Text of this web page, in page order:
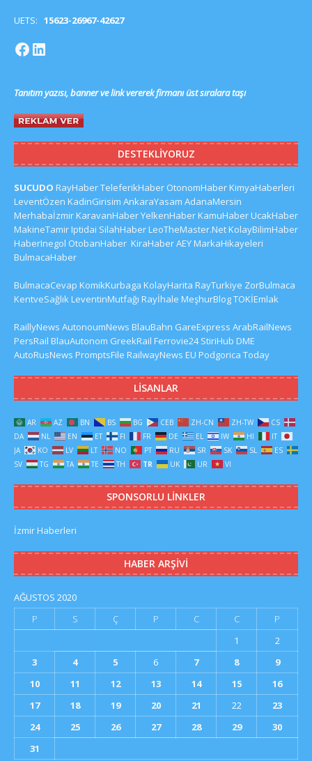
UETS: 15623-26967-42627
Tanıtım yazısı, banner ve link vererek firmanı üst sıralara taşı
DESTEKLIYORUZ
SUCUDO RayHaberTeleferikHaber OtonomHaberKimyaHaberleri
LeventÖzen KadinGirisim AnkaraYasam AdanaMersin
MerhabaİzmirKaravanHaberYelkenHaberKamuHaberUcakHaber
MakineTamirIptidai SilahHaberLeoTheMaster.NetKolayBilimHaber
HaberInegol OtobanHaber KiraHaberAEYMarkaHikayeleri
BulmacaHaber
BulmacaCevap KomikKurbaga KolayHarita RayTurkiye ZorBulmaca
KentveSağlıkLeventinMutfağı Rayİhale MeşhurBlogTOKİEmlak
RaillyNews AutonoumNews BlauBahn GareExpress ArabRailNews
PersRail BlauAutonom GreekRail Ferrovie24 StiriHub DME
AutoRusNews PromptsFile RailwayNews EU Podgorica Today
LISANLAR
AR AZ BN BS BG CEB ZH-CN ZH-TW
CS
DA
NL EN ET FI FR DE EL IW HI
IT
JA
KO LV LT NO PT RU SR SK SL
ES
SV
TG TA TE TH TR UK UR VI
SPONSORLU LINKLER
İzmir Haberleri
HABER ARŞIVI
AĞUSTOS 2020
P
S Ç P C C
P
1
2
3
4 5 6 7 8
9
10
11 12 13 14 15
16
17
18 19 20 21 22
23
24
25 26 27 28 29
30
31